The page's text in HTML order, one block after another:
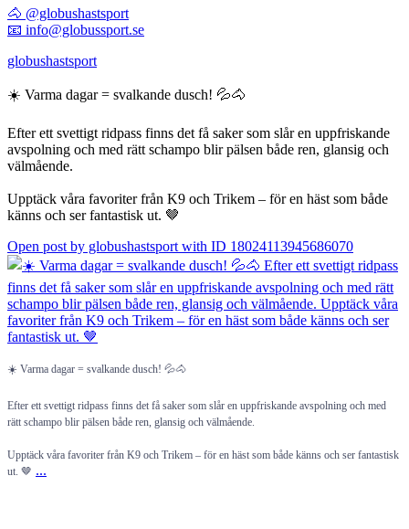
🐴 @globushastsport
📧 info@globussport.se
globushastsport
☀️ Varma dagar = svalkande dusch! 💦🐴
Efter ett svettigt ridpass finns det få saker som slår en uppfriskande
avspolning och med rätt schampo blir pälsen både ren, glansig och
välmående.
Upptäck våra favoriter från K9 och Trikem – för en häst som både
känns och ser fantastisk ut. 🤎
Open post by globushastsport with ID 18024113945686070
☀️ Varma dagar = svalkande dusch! 💦🐴
Efter ett svettigt ridpass finns det få saker som slår en uppfriskande avspolning och med
rätt schampo blir pälsen både ren, glansig och välmående.
Upptäck våra favoriter från K9 och Trikem – för en häst som både känns och ser fantastisk
ut. 🤎 ...